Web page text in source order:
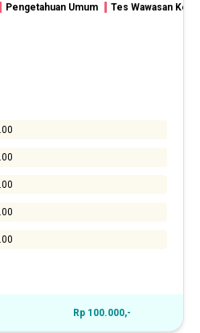
Pengetahuan Umum Tes Wawasan
Rp 100.000,-